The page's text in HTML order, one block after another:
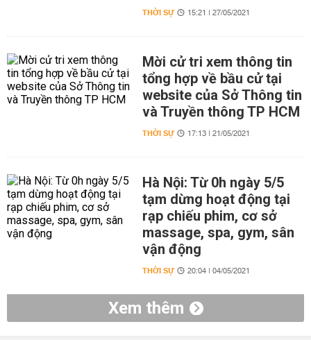
THỜI SỰ 15:21 | 27/05/2021
Mời cử tri xem thông tin
tổng hợp về bầu cử tại
website của Sở Thông tin
và Truyền thông TP HCM
THỜI SỰ 17:13 | 21/05/2021
Hà Nội: Từ 0h ngày 5/5
tạm dừng hoạt động tại
rạp chiếu phim, cơ sở
massage, spa, gym, sân
vận động
THỜI SỰ 20:04 | 04/05/2021
Xem thêm